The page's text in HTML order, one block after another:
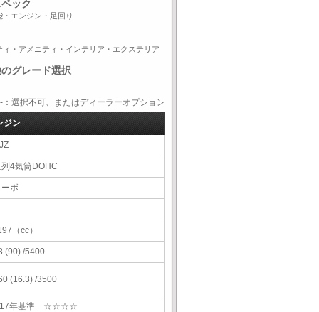
ック
・エンジン・足回り
ィ・アメニティ・インテリア・エクステリア
グレード選択
択不可、またはディーラーオプション
ジン
4気筒DOHC
ボ
（cc）
(90) /5400
(16.3) /3500
年基準 ☆☆☆☆